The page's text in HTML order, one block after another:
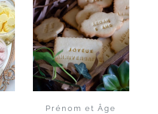
D'INFOS
Prénom et Âge